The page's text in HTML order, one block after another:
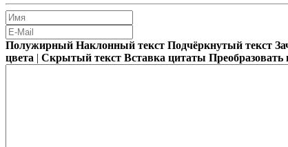
Полужирный Наклонный текст Подчёркнутый текст
цвета | Скрытый текст Вставка цитаты